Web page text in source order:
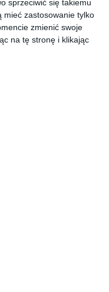
sprzeciwić się takiemu
mieć zastosowanie tylko
zmienić swoje
na tę stronę i klikając